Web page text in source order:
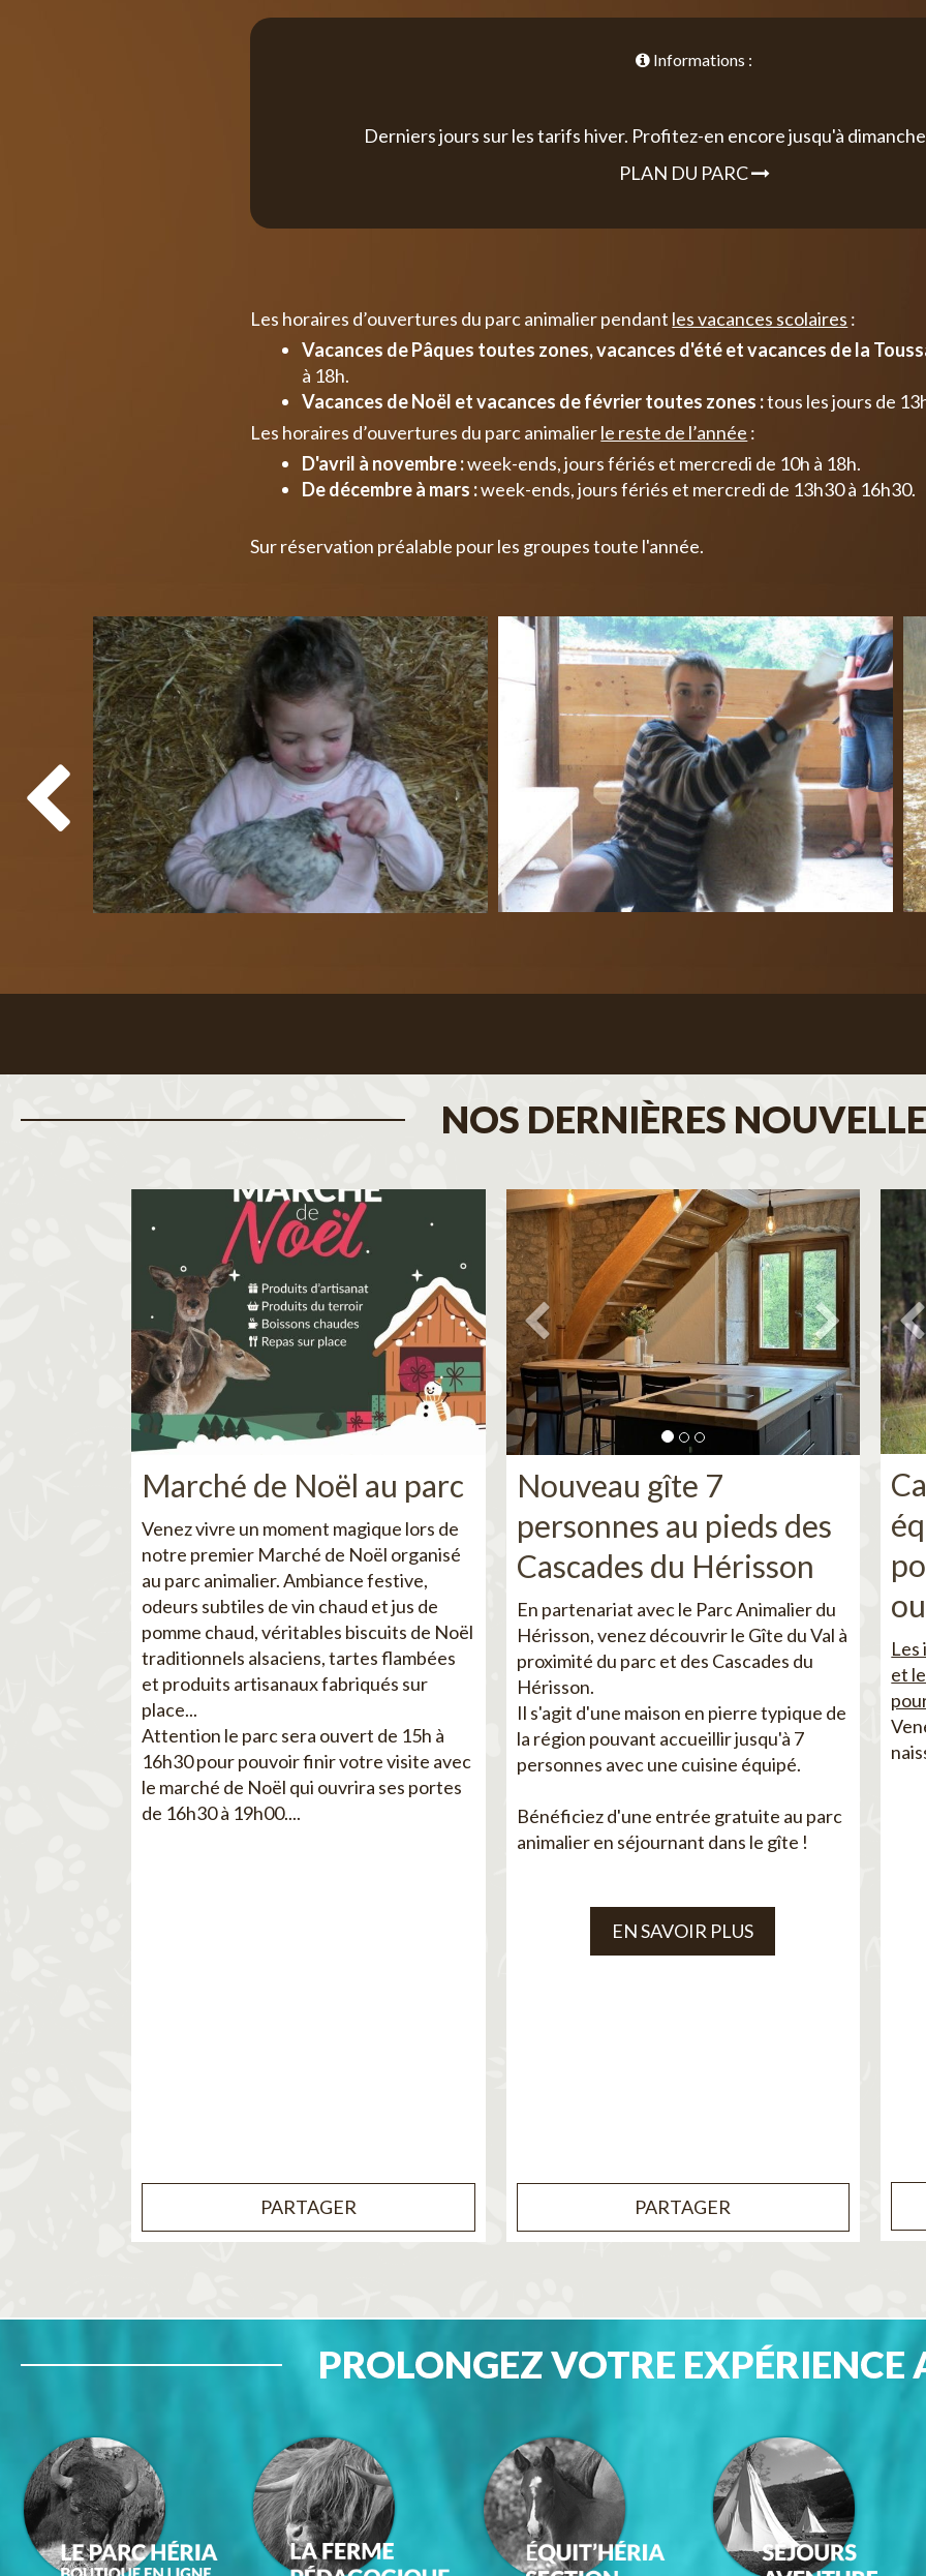
Informations :
Derniers jours sur les tarifs hiver. Profitez-en encore jusqu'à
PLAN DU PARC
Les horaires d’ouvertures du parc animalier pendant les vacances scolaires :
Vacances de Pâques toutes zones, vacances d'été et vacances de la
à 18h.
Vacances de Noël et vacances de février toutes zones :tous les jours de
Les horaires d’ouvertures du parc animalierle reste de l’année :
D'avril à novembre :week-ends, jours fériés et mercredi de 10h à 18h.
De décembre à mars :week-ends, jours fériés et mercredi de 13h30 à 16h30.
Sur réservation préalable pour les groupes toute l'année.
NOS DERNIÈRES
Marché de Noël au parc
Venez vivre un moment magique lors de
notre premier Marché de Noël organisé
au parc animalier. Ambiance festive,
odeurs subtiles de vin chaud et jus de
pomme chaud, véritables biscuits de Noël
traditionnels alsaciens, tartes flambées
et produits artisanaux fabriqués sur
place...
Attention le parc sera ouvert de 15h à
16h30 pour pouvoir finir votre visite avec
le marché de Noël qui ouvrira ses portes
de 16h30 à 19h00....
PARTAGER
Nouveau gîte 7
personnes au pieds des
Cascades du Hérisson
En partenariat avec le Parc Animalier du
Hérisson, venez découvrir le Gîte du Val à
proximité du parc et des Cascades du
Hérisson.
Il s'agit d'une maison en pierre typique de
la région pouvant accueillir jusqu'à 7
personnes avec une cuisine équipé.
Bénéficiez d'une entrée gratuite au parc
animalier en séjournant dans le gîte !
EN SAVOIR PLUS
PARTAGER
Les
et
PROLONGEZ VOTRE EXPÉRIENCE